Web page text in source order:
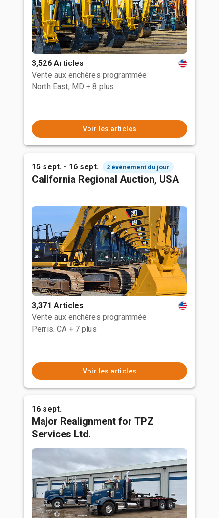
3,526 Articles
Vente aux enchères programmée
North East, MD + 8 plus
Voir les articles
15 sept. - 16 sept. 2 événement du jour
California Regional Auction, USA
3,371 Articles
Vente aux enchères programmée
Perris, CA + 7 plus
Voir les articles
16 sept.
Major Realignment for TPZ
Services Ltd.